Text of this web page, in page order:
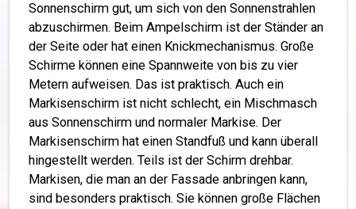
Sonnenschirm gut, um sich von den Sonnenstrahlen
abzuschirmen. Beim Ampelschirm ist der Ständer an
der Seite oder hat einen Knickmechanismus. Große
Schirme können eine Spannweite von bis zu vier
Metern aufweisen. Das ist praktisch. Auch ein
Markisenschirm ist nicht schlecht, ein Mischmasch
aus Sonnenschirm und normaler Markise. Der
Markisenschirm hat einen Standfuß und kann überall
hingestellt werden. Teils ist der Schirm drehbar.
Markisen, die man an der Fassade anbringen kann,
sind besonders praktisch. Sie können große Flächen